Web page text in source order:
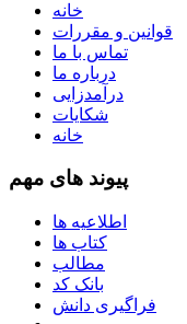
خانه
قوانین و مقررات
تماس با ما
درباره ما
درآمدزایی
شکایات
خانه
پیوند های مهم
اطلاعیه ها
کتاب ها
مطالب
بانک کد
فراگیری دانش